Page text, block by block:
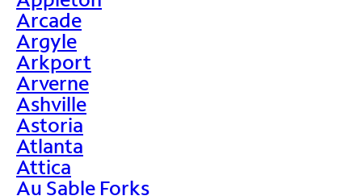
Arcade
Argyle
Arkport
Arverne
Ashville
Astoria
Atlanta
Attica
Au Sable Forks